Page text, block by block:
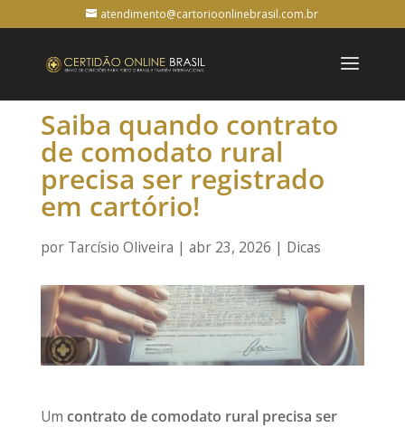
atendimento@cartorioonlinebrasil.com.br
Saiba quando contrato
de comodato rural
precisa ser registrado
em cartório!
por Tarcísio Oliveira | abr 23, 2026 | Dicas
Um contrato de comodato rural precisa ser